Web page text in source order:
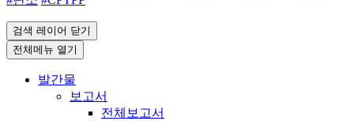
검색 레이어 닫기
전체메뉴 열기
발간물
보고서
전체보고서